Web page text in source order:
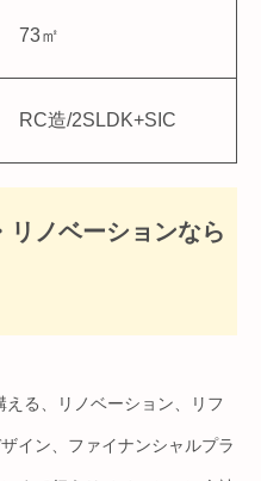
73㎡
RC造/2SLDK+SIC
リノベーションなら
る、リノベーション、リフ
イン、ファイナンシャルプラ